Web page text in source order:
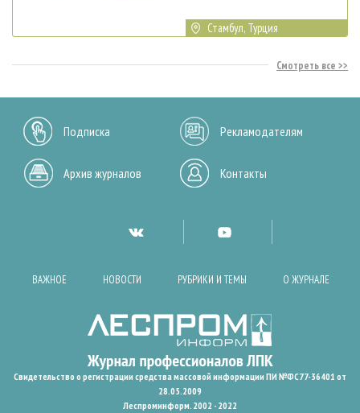
Стамбул, Турция
Смотреть все
Подписка Рекламодателям
Архив журналов Контакты
ВАЖНОЕ НОВОСТИ РУБРИКИ И ТЕМЫ О ЖУРНАЛЕ
Свидетельство о регистрации средства массовой информации ПИ №ФС77-36401 от
28.05.2009
Леспроминформ. 2002 - 2022